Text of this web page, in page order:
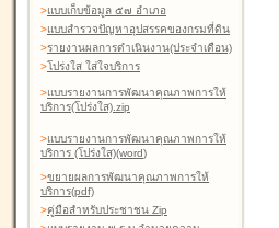
>แบบเก็บข้อมูล ๕๗ อำเภอ
>แบบสำรวจปัญหาอุปสรรคของกรมที่ดิน
>รายงานผลการดำเนินงาน(ประจำเดือน)
>โปร่งใส ใส่ใจบริการ
>แบบรายงานการพัฒนาคุณภาพการให้
บริการ(โปร่งใส).zip
>แบบรายงานการพัฒนาคุณภาพการให้
บริการ (โปร่งใส)(word)
>ขยายผลการพัฒนาคุณภาพการให้
บริการ(pdf)
>คู่มือสำหรับประชาชน Zip